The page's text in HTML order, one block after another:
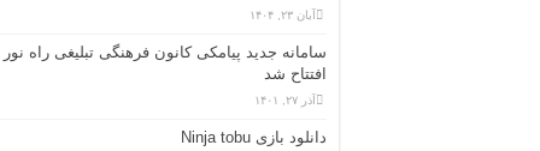
آبان ۲۳, ۱۴۰۴
سامانه جدید پیامکی کانون فرهنگی تبلیغی راه نور
افتتاح شد
آذر ۲۷, ۱۴۰۱
دانلود بازی Ninja tobu